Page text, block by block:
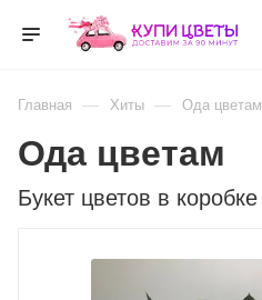
Главная — Хиты — Ода цветам
Букет цветов в коробке
Ода цветам